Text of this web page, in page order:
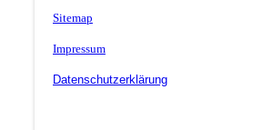
Sitemap
Impressum
Datenschutzerklärung